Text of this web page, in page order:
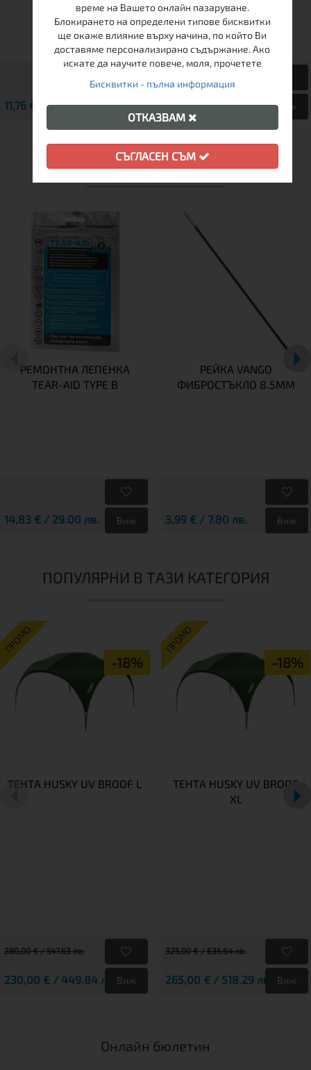
11,76 € / 23.00 лв. Виж 15,34 € / 30.00 лв. Виж
ДРУГИ КЛИЕНТИ ХАРЕСАХА
РЕМОНТНА ЛЕПЕНКА
TEAR-AID TYPE B
14,83 € / 29.00 лв. Виж
РЕЙКА VANGO
ФИБРОСТЪКЛО 8.5ММ
3,99 € / 7.80 лв. Виж
ПОПУЛЯРНИ В ТАЗИ КАТЕГОРИЯ
ПРОМО
-18%
ТЕНТА HUSKY UV BROOF L
280,00 € / 547.63 лв.
230,00 € / 449.84 лв. Виж
ПРОМО
-18%
ТЕНТА HUSKY UV BROOF
XL
325,00 € / 635.64 лв.
265,00 € / 518.29 лв. Виж
Онлайн бюлетин
време на Вашето онлайн пазаруване.
Блокирането на определени типове бисквитки
ще окаже влияние върху начина, по който Ви
доставяме персонализирано съдържание. Ако
искате да научите повече, моля, прочетете
Бисквитки - пълна информация
ОТКАЗВАМ
СЪГЛАСЕН СЪМ